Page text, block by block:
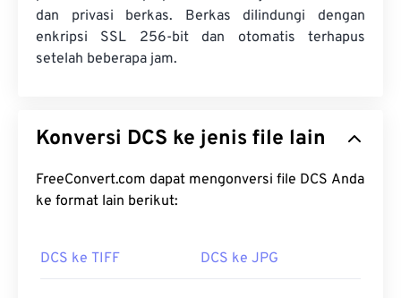
dan privasi berkas. Berkas dilindungi dengan
enkripsi SSL 256-bit dan otomatis terhapus
setelah beberapa jam.
Konversi DCS ke jenis file lain
FreeConvert.com dapat mengonversi file DCS Anda
ke format lain berikut:
DCS ke TIFF DCS ke JPG